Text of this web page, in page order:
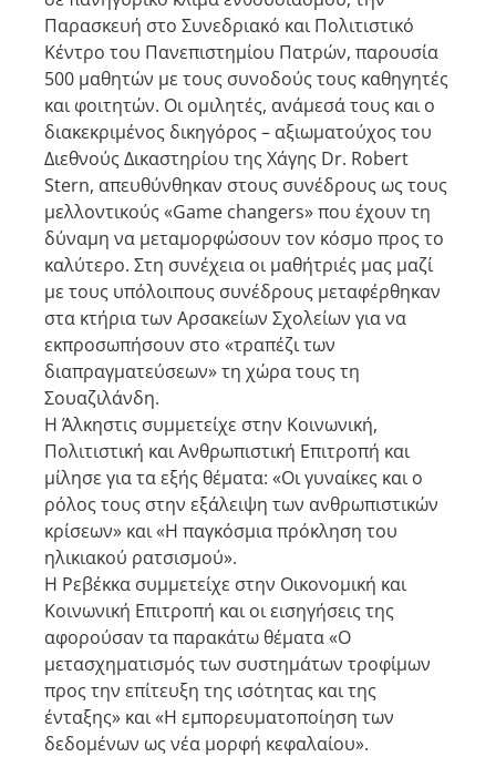
Παρασκευή στο Συνεδριακό και Πολιτιστικό
Κέντρο του Πανεπιστημίου Πατρών, παρουσία
500 μαθητών με τους συνοδούς τους καθηγητές
και φοιτητών. Οι ομιλητές, ανάμεσά τους και ο
διακεκριμένος δικηγόρος – αξιωματούχος του
Διεθνούς Δικαστηρίου της Χάγης Dr. Robert
Stern, απευθύνθηκαν στους συνέδρους ως τους
μελλοντικούς «Game changers» που έχουν τη
δύναμη να μεταμορφώσουν τον κόσμο προς το
καλύτερο. Στη συνέχεια οι μαθήτριές μας μαζί
με τους υπόλοιπους συνέδρους μεταφέρθηκαν
στα κτήρια των Αρσακείων Σχολείων για να
εκπροσωπήσουν στο «τραπέζι των
διαπραγματεύσεων» τη χώρα τους τη
Σουαζιλάνδη.
Η Άλκηστις συμμετείχε στην Κοινωνική,
Πολιτιστική και Ανθρωπιστική Επιτροπή και
μίλησε για τα εξής θέματα: «Οι γυναίκες και ο
ρόλος τους στην εξάλειψη των ανθρωπιστικών
κρίσεων» και «Η παγκόσμια πρόκληση του
ηλικιακού ρατσισμού».
Η Ρεβέκκα συμμετείχε στην Οικονομική και
Κοινωνική Επιτροπή και οι εισηγήσεις της
αφορούσαν τα παρακάτω θέματα «Ο
μετασχηματισμός των συστημάτων τροφίμων
προς την επίτευξη της ισότητας και της
ένταξης» και «Η εμπορευματοποίηση των
δεδομένων ως νέα μορφή κεφαλαίου».